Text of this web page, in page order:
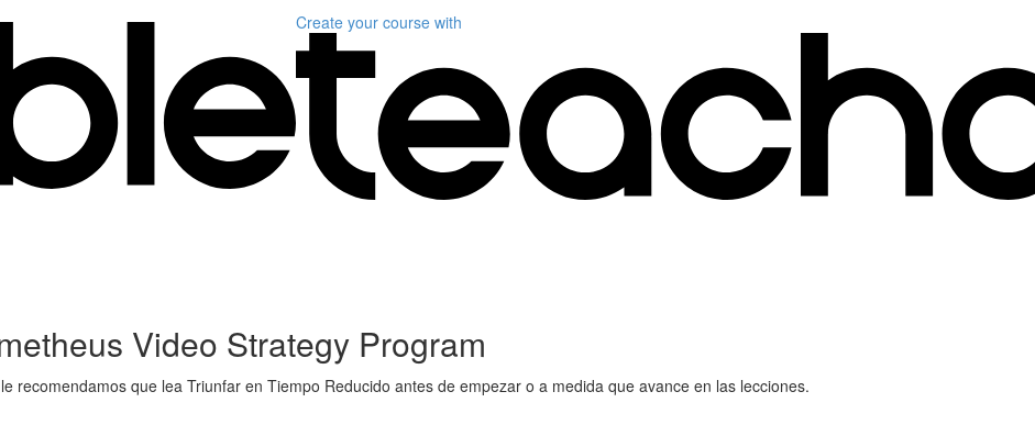
Create your course with
Video Strategy Program
recomendamos que lea Triunfar en Tiempo Reducido antes de empezar o a medida que avance en las lecciones.